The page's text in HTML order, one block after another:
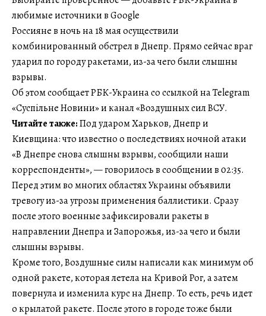
любимые источники в Google
Россияне в ночь на 18 мая осуществили
комбинированный обстрел в Днепр. Прямо сейчас враг
ударил по городу ракетами, из-за чего были слышны
взрывы.
Об этом сообщает РБК-Украина со ссылкой на Telegram
«Суспільне Новини» и канал «Воздушных сил ВСУ.
Читайте также:Под ударом Харьков, Днепр и
Киевщина: что известно о последствиях ночной атаки
«В Днепре снова слышны взрывы, сообщили наши
корреспонденты», — говорилось в сообщении в 02:35.
Перед этим во многих областях Украины объявили
тревогу из-за угрозы применения баллистики. Сразу
после этого военные зафиксировали ракеты в
направлении Днепра и Запорожья, из-за чего и были
слышны взрывы.
Кроме того, Воздушные силы написали как минимум об
одной ракете, которая летела на Кривой Рог, а затем
повернула и изменила курс на Днепр. То есть, речь идет
о крылатой ракете. После этого в городе тоже были